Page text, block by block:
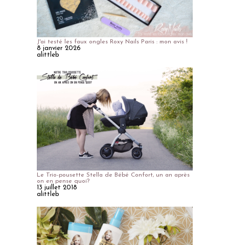
J'ai testé les faux ongles Roxy Nails Paris : mon avis !
8 janvier 2026
alittleb
Le Trio-pousette Stella de Bébé Confort, un an après
on en pense quoi?
13 juillet 2018
alittleb